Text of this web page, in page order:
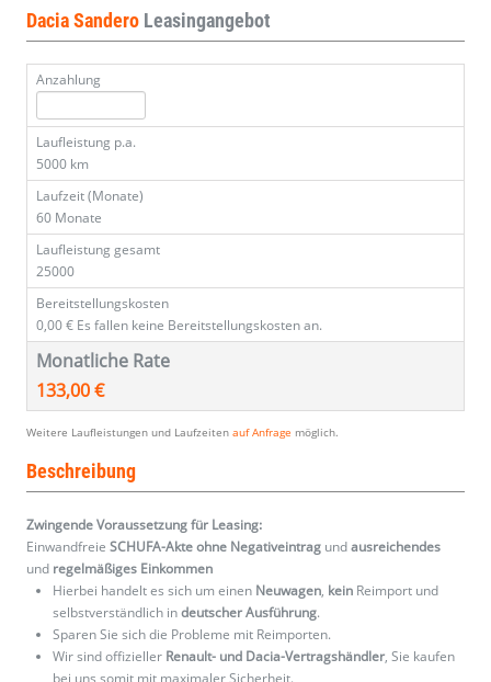
Dacia Sandero Leasingangebot
Anzahlung
Laufleistung p.a.
5000 km
Laufzeit (Monate)
60 Monate
Laufleistung gesamt
25000
Bereitstellungskosten
0,00 € Es fallen keine Bereitstellungskosten an.
Monatliche Rate
133,00 €
Weitere Laufleistungen und Laufzeiten auf Anfrage möglich.
Beschreibung
Zwingende Voraussetzung für Leasing:
Einwandfreie SCHUFA-Akte ohne Negativeintrag undausreichendes
und regelmäßiges Einkommen
Hierbei handelt es sich um einen Neuwagen, kein Reimport und
selbstverständlich indeutscher Ausführung.
Sparen Sie sich die Probleme mit Reimporten.
Wir sind offizieller Renault- und Dacia-Vertragshändler, Sie kaufen